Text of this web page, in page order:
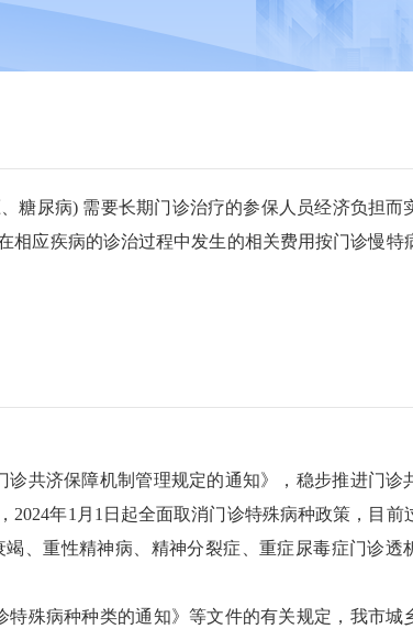
糖尿病) 需要长期门诊治疗的参保人员经济负担而
相应疾病的诊治过程中发生的相关费用按门诊慢特
共济保障机制管理规定的通知》，稳步推进门诊
年1月1日起全面取消门诊特殊病种政策，目前
、重性精神病、精神分裂症、重症尿毒症门诊透
殊病种种类的通知》等文件的有关规定，我市城